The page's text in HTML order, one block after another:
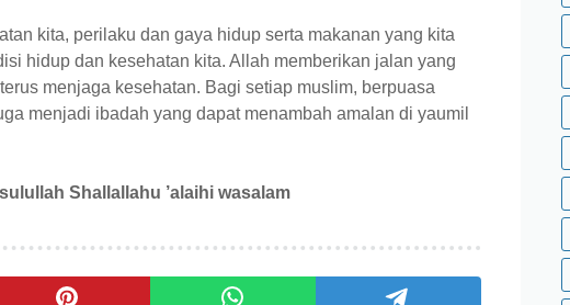
kita, perilaku dan gaya hidup serta makanan yang kita
hidup dan kesehatan kita. Allah memberikan jalan yang
menjaga kesehatan. Bagi setiap muslim, berpuasa
menjadi ibadah yang dapat menambah amalan di yaumil
Shallallahu ’alaihi wasalam